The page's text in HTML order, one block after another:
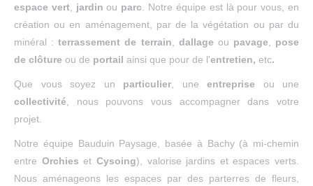
espace vert, jardin ou parc . Notre équipe est là pour vous, en
création ou en aménagement, par de la végétation ou par du
minéral : terrassement de terrain dallage ou pavage
pose
de clôture ou de portail ainsi que pour de l'entretien, etc.
Que vous soyez un particulier , une entreprise ou une
collectivité , nous pouvons vous accompagner dans votre
projet.
Notre équipe Bauduin Paysage, basée à Bachy (à mi-chemin
entre Orchies et Cysoing), valorise jardins et espaces verts.
Nous aménageons les espaces par des parterres de fleurs,